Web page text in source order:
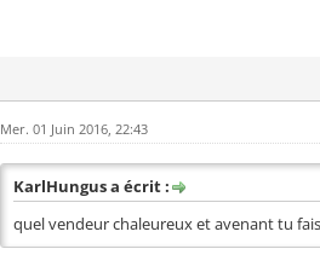
Mer. 01 Juin 2016, 22:43
KarlHungus a écrit :
quel vendeur chaleureux et avenant tu